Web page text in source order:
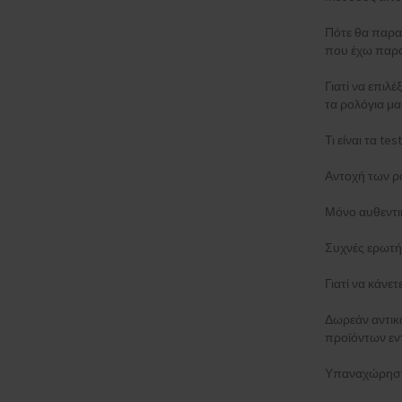
Πότε θα
που έχω
Γιατί να
τα ρολόγια
Τι είναι τα
Αντοχή των
Μόνο
Συχνές
Γιατί να
Δωρεάν
προϊόντων